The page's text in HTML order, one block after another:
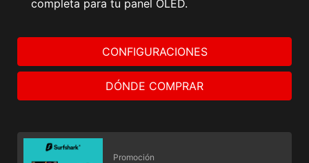
completa para tu panel OLED.
CONFIGURACIONES
DÓNDE COMPRAR
Promoción